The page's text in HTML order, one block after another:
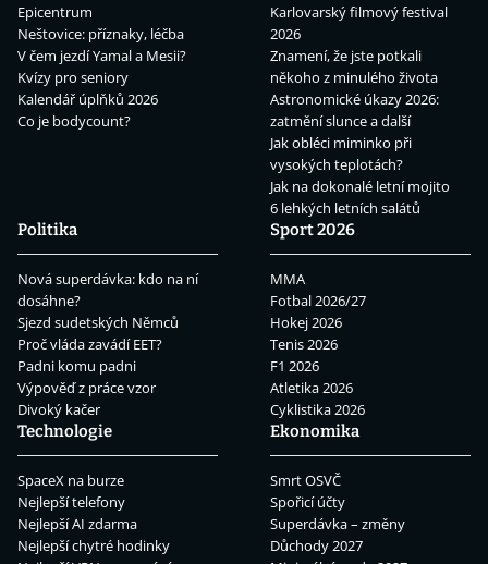
Epicentrum
Neštovice: příznaky, léčba
V čem jezdí Yamal a Mesii?
Kvízy pro seniory
Kalendář úplňků 2026
Co je bodycount?
Karlovarský filmový festival
2026
Znamení, že jste potkali
někoho z minulého života
Astronomické úkazy 2026:
zatmění slunce a další
Jak obléci miminko při
vysokých teplotách?
Jak na dokonalé letní mojito
6 lehkých letních salátů
Politika
Nová superdávka: kdo na ní
dosáhne?
Sjezd sudetských Němců
Proč vláda zavádí EET?
Padni komu padni
Výpověď z práce vzor
Divoký kačer
Sport 2026
MMA
Fotbal 2026/27
Hokej 2026
Tenis 2026
F1 2026
Atletika 2026
Cyklistika 2026
Technologie
SpaceX na burze
Nejlepší telefony
Nejlepší AI zdarma
Nejlepší chytré hodinky
Ekonomika
Smrt OSVČ
Spořicí účty
Superdávka – změny
Důchody 2027